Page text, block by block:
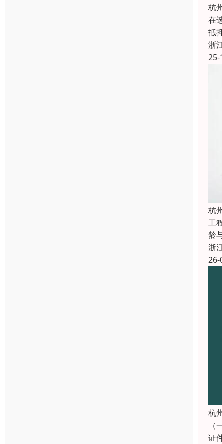
杭
在
抵
浙
25-
杭
工
龄
浙
26-
杭
证